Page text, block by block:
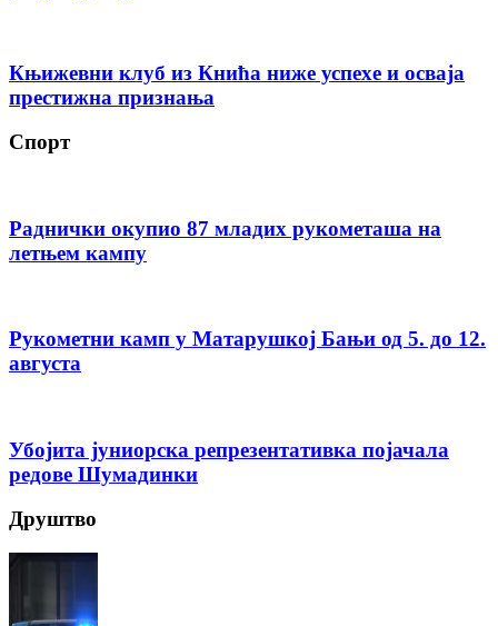
Књижевни клуб из Кнића ниже успехе и осваја
престижна признања
Спорт
Раднички окупио 87 младих рукометаша на
летњем кампу
Рукометни камп у Матарушкој Бањи од 5. до 12.
августа
Убојита јуниорска репрезентативка појачала
редове Шумадинки
Друштво